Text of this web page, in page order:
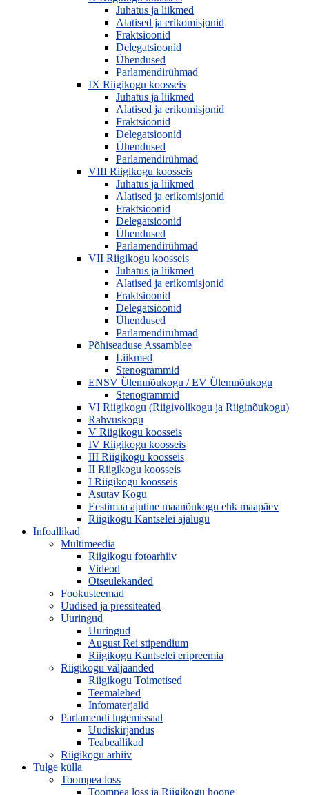
Juhatus ja liikmed
Alatised ja erikomisjonid
Fraktsioonid
Delegatsioonid
Ühendused
Parlamendirühmad
IX Riigikogu koosseis
Juhatus ja liikmed
Alatised ja erikomisjonid
Fraktsioonid
Delegatsioonid
Ühendused
Parlamendirühmad
VIII Riigikogu koosseis
Juhatus ja liikmed
Alatised ja erikomisjonid
Fraktsioonid
Delegatsioonid
Ühendused
Parlamendirühmad
VII Riigikogu koosseis
Juhatus ja liikmed
Alatised ja erikomisjonid
Fraktsioonid
Delegatsioonid
Ühendused
Parlamendirühmad
Põhiseaduse Assamblee
Liikmed
Stenogrammid
ENSV Ülemnõukogu / EV Ülemnõukogu
Stenogrammid
VI Riigikogu (Riigivolikogu ja Riiginõukogu)
Rahvuskogu
V Riigikogu koosseis
IV Riigikogu koosseis
III Riigikogu koosseis
II Riigikogu koosseis
I Riigikogu koosseis
Asutav Kogu
Eestimaa ajutine maanõukogu ehk maapäev
Riigikogu Kantselei ajalugu
Infoallikad
Multimeedia
Riigikogu fotoarhiiv
Videod
Otseülekanded
Fookusteemad
Uudised ja pressiteated
Uuringud
Uuringud
August Rei stipendium
Riigikogu Kantselei eripreemia
Riigikogu väljaanded
Riigikogu Toimetised
Teemalehed
Infomaterjalid
Parlamendi lugemissaal
Uudiskirjandus
Teabeallikad
Riigikogu arhiiv
Tulge külla
Toompea loss
Toompea loss ja Riigikogu hoone